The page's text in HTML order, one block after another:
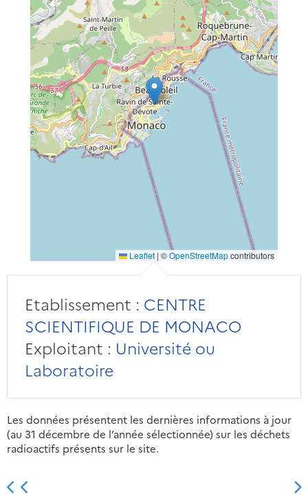
Leaflet | ©OpenStreetMapcontributors
Etablissement : CENTRE
SCIENTIFIQUE DE MONACO
Exploitant : Université ou
Laboratoire
Les données présentent les dernières informations à jour
(au 31 décembre de l’année sélectionnée) sur les déchets
radioactifs présents sur le site.